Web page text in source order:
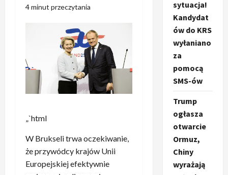
4 minut przeczytania
„`html
W Brukseli trwa oczekiwanie,
że przywódcy krajów Unii
Europejskiej efektywnie
sytuacja!
Kandydat
ów do KRS
wyłaniano
za
pomocą
SMS-ów
Trump
ogłasza
otwarcie
Ormuz,
Chiny
wyrażają